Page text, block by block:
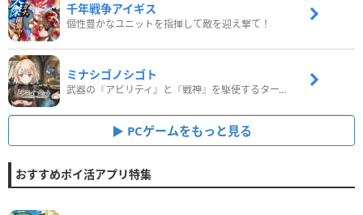
千年戦争アイギス
個性豊かなユニットを指揮して敵を迎え撃て！
ミナシゴノシゴト
武器の『アビリティ』と『戦神』を駆使するターン制コマンドバトルRPG！
PCゲームをもっと見る
おすすめポイ活アプリ特集